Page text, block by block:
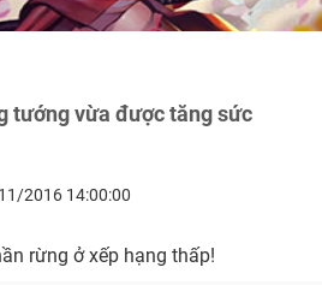
tướng vừa được tăng sức
2016 14:00:00
rừng ở xếp hạng thấp!